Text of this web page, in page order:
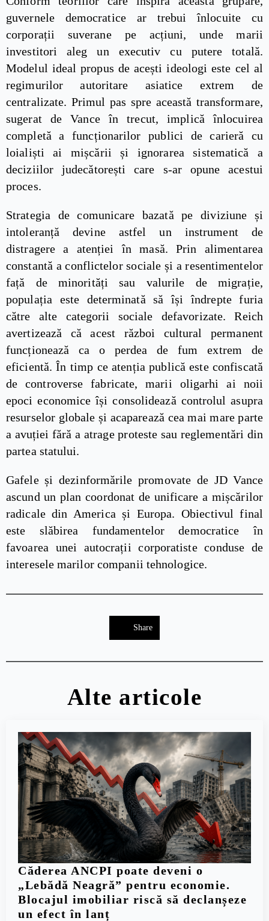
guvernele democratice ar trebui înlocuite cu
corporații suverane pe acțiuni, unde marii
investitori aleg un executiv cu putere totală.
Modelul ideal propus de acești ideologi este cel al
regimurilor autoritare asiatice extrem de
centralizate. Primul pas spre această transformare,
sugerat de Vance în trecut, implică înlocuirea
completă a funcționarilor publici de carieră cu
loialiști ai mișcării și ignorarea sistematică a
deciziilor judecătorești care s-ar opune acestui
proces.
Strategia de comunicare bazată pe diviziune și
intoleranță devine astfel un instrument de
distragere a atenției în masă. Prin alimentarea
constantă a conflictelor sociale și a resentimentelor
față de minorități sau valurile de migrație,
populația este determinată să își îndrepte furia
către alte categorii sociale defavorizate. Reich
avertizează că acest război cultural permanent
funcționează ca o perdea de fum extrem de
eficientă. În timp ce atenția publică este confiscată
de controverse fabricate, marii oligarhi ai noii
epoci economice își consolidează controlul asupra
resurselor globale și acaparează cea mai mare parte
a avuției fără a atrage proteste sau reglementări din
partea statului.
Gafele și dezinformările promovate de JD Vance
ascund un plan coordonat de unificare a mișcărilor
radicale din America și Europa. Obiectivul final
este slăbirea fundamentelor democratice în
favoarea unei autocrații corporatiste conduse de
interesele marilor companii tehnologice.
Share
Alte articole
Căderea ANCPI poate deveni o
„Lebădă Neagră” pentru economie.
Blocajul imobiliar riscă să declanșeze
un efect în lanț